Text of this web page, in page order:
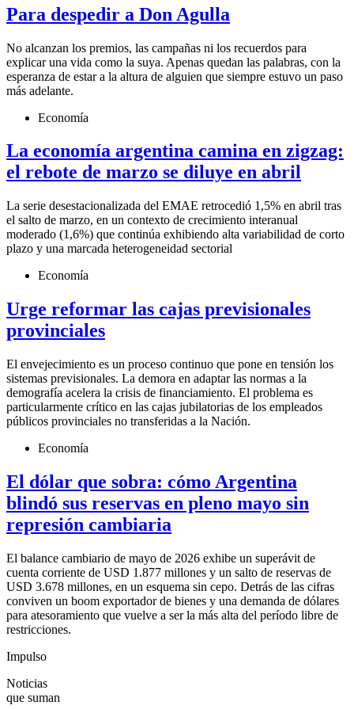
Para despedir a Don Agulla
No alcanzan los premios, las campañas ni los recuerdos para
explicar una vida como la suya. Apenas quedan las palabras, con la
esperanza de estar a la altura de alguien que siempre estuvo un paso
más adelante.
Economía
La economía argentina camina en zigzag:
el rebote de marzo se diluye en abril
La serie desestacionalizada del EMAE retrocedió 1,5% en abril tras
el salto de marzo, en un contexto de crecimiento interanual
moderado (1,6%) que continúa exhibiendo alta variabilidad de corto
plazo y una marcada heterogeneidad sectorial
Economía
Urge reformar las cajas previsionales
provinciales
El envejecimiento es un proceso continuo que pone en tensión los
sistemas previsionales. La demora en adaptar las normas a la
demografía acelera la crisis de financiamiento. El problema es
particularmente crítico en las cajas jubilatorias de los empleados
públicos provinciales no transferidas a la Nación.
Economía
El dólar que sobra: cómo Argentina
blindó sus reservas en pleno mayo sin
represión cambiaria
El balance cambiario de mayo de 2026 exhibe un superávit de
cuenta corriente de USD 1.877 millones y un salto de reservas de
USD 3.678 millones, en un esquema sin cepo. Detrás de las cifras
conviven un boom exportador de bienes y una demanda de dólares
para atesoramiento que vuelve a ser la más alta del período libre de
restricciones.
Impulso
Noticias
que suman